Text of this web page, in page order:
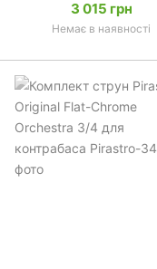
3 015 грн
Немає в наявності